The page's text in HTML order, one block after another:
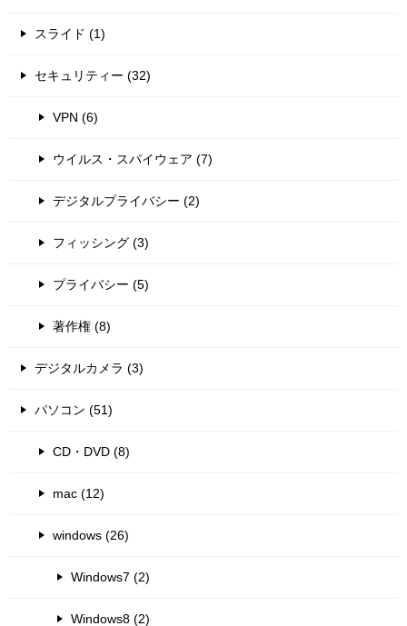
スライド (1)
セキュリティー (32)
VPN (6)
ウイルス・スパイウェア (7)
デジタルプライバシー (2)
フィッシング (3)
プライバシー (5)
著作権 (8)
デジタルカメラ (3)
パソコン (51)
CD・DVD (8)
mac (12)
windows (26)
Windows7 (2)
Windows8 (2)